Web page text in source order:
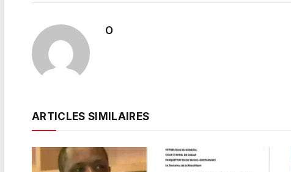
O
ARTICLES SIMILAIRES